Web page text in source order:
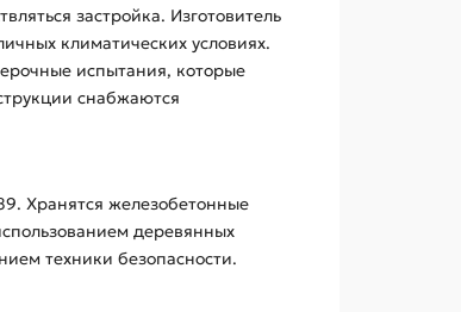
застройка. Изготовитель
климатических условиях.
испытания, которые
снабжаются
Хранятся железобетонные
деревянных
техники безопасности.